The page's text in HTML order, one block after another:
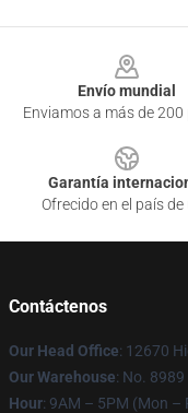
Envío mundial
Enviamos a más de 200
Garantía
Ofrecido en el país de
Contáctenos
Our Head Office: 12670
Our Warehouse: No.
Hour: 9AM – 5PM (Mon –